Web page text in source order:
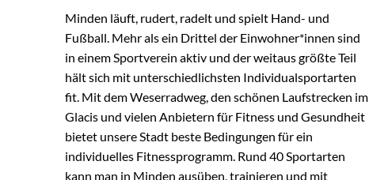
Minden läuft, rudert, radelt und spielt Hand- und
Fußball. Mehr als ein Drittel der Einwohner*innen sind
in einem Sportverein aktiv und der weitaus größte Teil
hält sich mit unterschiedlichsten Individualsportarten
fit. Mit dem Weserradweg, den schönen Laufstrecken im
Glacis und vielen Anbietern für Fitness und Gesundheit
bietet unsere Stadt beste Bedingungen für ein
individuelles Fitnessprogramm. Rund 40 Sportarten
kann man in Minden ausüben, trainieren und mit